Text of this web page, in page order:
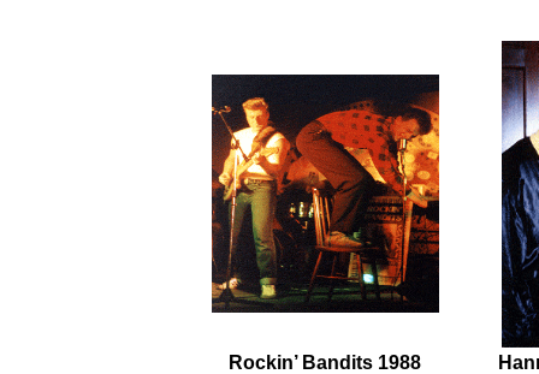
Rockin’ Bandits 1988